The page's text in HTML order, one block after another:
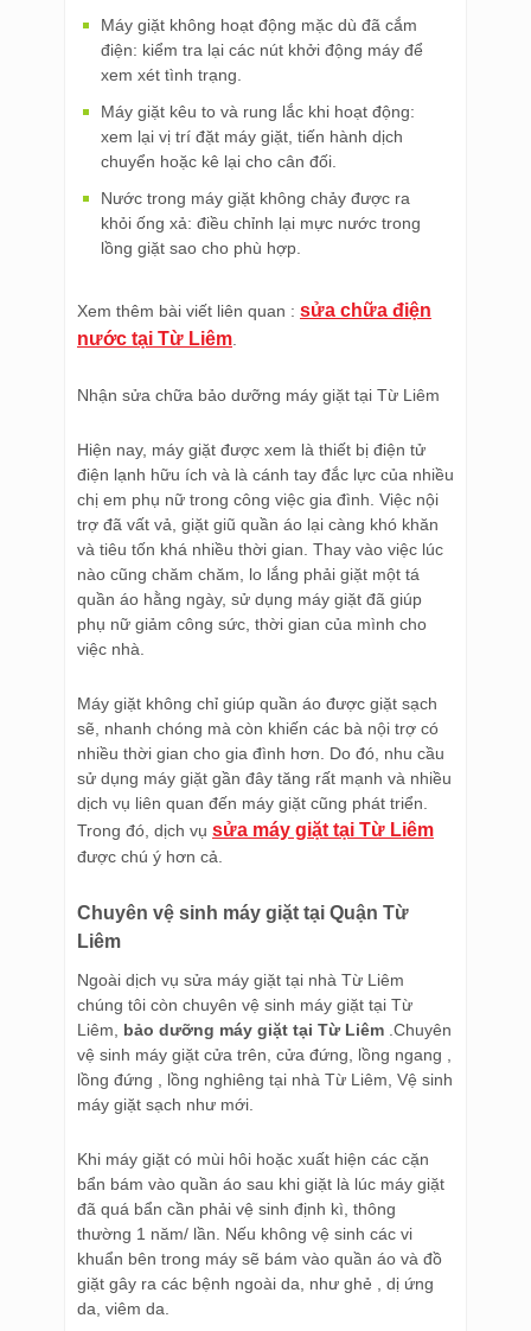
Máy giặt không hoạt động mặc dù đã cắm
điện: kiểm tra lại các nút khởi động máy để
xem xét tình trạng.
Máy giặt kêu to và rung lắc khi hoạt động:
xem lại vị trí đặt máy giặt, tiến hành dịch
chuyển hoặc kê lại cho cân đối.
Nước trong máy giặt không chảy được ra
khỏi ống xả: điều chỉnh lại mực nước trong
lồng giặt sao cho phù hợp.
Xem thêm bài viết liên quan : sửa chữa điện
nước tại Từ Liêm
Nhận sửa chữa bảo dưỡng máy giặt tại Từ Liêm
Hiện nay, máy giặt được xem là thiết bị điện tử
điện lạnh hữu ích và là cánh tay đắc lực của nhiều
chị em phụ nữ trong công việc gia đình. Việc nội
trợ đã vất vả, giặt giũ quần áo lại càng khó khăn
và tiêu tốn khá nhiều thời gian. Thay vào việc lúc
nào cũng chăm chăm, lo lắng phải giặt một tá
quần áo hằng ngày, sử dụng máy giặt đã giúp
phụ nữ giảm công sức, thời gian của mình cho
việc nhà.
Máy giặt không chỉ giúp quần áo được giặt sạch
sẽ, nhanh chóng mà còn khiến các bà nội trợ có
nhiều thời gian cho gia đình hơn. Do đó, nhu cầu
sử dụng máy giặt gần đây tăng rất mạnh và nhiều
dịch vụ liên quan đến máy giặt cũng phát triển.
Trong đó, dịch vụ sửa máy giặt tại Từ Liêm
được chú ý hơn cả.
Chuyên vệ sinh máy giặt tại Quận Từ
Liêm
Ngoài dịch vụ sửa máy giặt tại nhà Từ Liêm
chúng tôi còn chuyên vệ sinh máy giặt tại Từ
Liêm, bảo dưỡng máy giặt tại Từ Liêm .Chuyên
vệ sinh máy giặt cửa trên, cửa đứng, lồng ngang ,
lồng đứng , lồng nghiêng tại nhà Từ Liêm, Vệ sinh
máy giặt sạch như mới.
Khi máy giặt có mùi hôi hoặc xuất hiện các cặn
bẩn bám vào quần áo sau khi giặt là lúc máy giặt
đã quá bẩn cần phải vệ sinh định kì, thông
thường 1 năm/ lần. Nếu không vệ sinh các vi
khuẩn bên trong máy sẽ bám vào quần áo và đồ
giặt gây ra các bệnh ngoài da, như ghẻ , dị ứng
da, viêm da.